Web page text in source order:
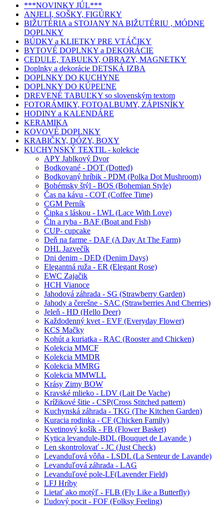
***NOVINKY JÚL***
ANJELI, SOŠKY, FIGÚRKY
BIŽUTÉRIA a STOJANY NA BIŽUTÉRIU , MÓDNE
DOPLNKY
BÚDKY a KLIETKY PRE VTÁČIKY
BYTOVÉ DOPLNKY a DEKORÁCIE
CEDULE, TABUĽKY, OBRAZY, MAGNETKY
Doplnky a dekorácie DETSKÁ IZBA
DOPLNKY DO KUCHYNE
DOPLNKY DO KÚPEĽNE
DREVENÉ TABUĽKY so slovenským textom
FOTORÁMIKY, FOTOALBUMY, ZÁPISNÍKY
HODINY a KALENDÁRE
KERAMIKA
KOVOVÉ DOPLNKY
KRABIČKY, DÓZY, BOXY
KUCHYNSKÝ TEXTIL - kolekcie
APY Jablkový Dvor
Bodkované - DOT (Dotted)
Bodkovaný hríbik - PDM (Polka Dot Mushroom)
Bohémsky štýl - BOS (Bohemian Style)
Čas na kávu - COT (Coffee Time)
CGM Perník
Čipka s láskou - LWL (Lace With Love)
Čln a ryba - BAF (Boat and Fish)
CUP- cupcake
Deň na farme - DAF (A Day At The Farm)
DHL Jazvečík
Dni denim - DED (Denim Days)
Elegantná ruža - ER (Elegant Rose)
EWC Zajačik
HCH Vianoce
Jahodová záhrada - SG (Strawberry Garden)
Jahody a čerešne - SAC (Strawberries And Cherries)
Jeleň - HD (Hello Deer)
Každodenný kvet - EVF (Everyday Flower)
KCS Mačky
Kohút a kuriatka - RAC (Rooster and Chicken)
Kolekcia MMCF
Kolekcia MMDR
Kolekcia MMRG
Kolekcia MMWLL
Krásy Zimy BOW
Kravské mlieko - LDV (Lait De Vache)
Krížikové šitie - CSP(Cross Stitched pattern)
Kuchynská záhrada - TKG (The Kitchen Garden)
Kuracia rodinka - CF (Chicken Family)
Kvetinový košík - FB (Flower Basket)
Kytica levandule-BDL (Bouquet de Lavande )
Len skontrolovať - JC (Just Check)
Levanduľová vôňa - LSDL (La Senteur de Lavande)
Levanduľová záhrada - LAG
Levanduľové pole-LF(Lavender Field)
LFJ Hríby
Lietať ako motýľ - FLB (Fly Like a Butterfly)
Ľudový pocit - FOF (Folksy Feeling)